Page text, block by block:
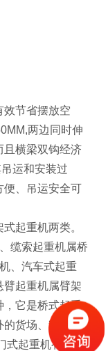
效节省摆放空
两边同时伸
且横梁双钩经济
运和安装过
便、吊运安全可
起重机两类。
缆索起重机属桥
、汽车式起重
臂起重机属臂架
，它是桥式起重
货场、料场
式起重机有四